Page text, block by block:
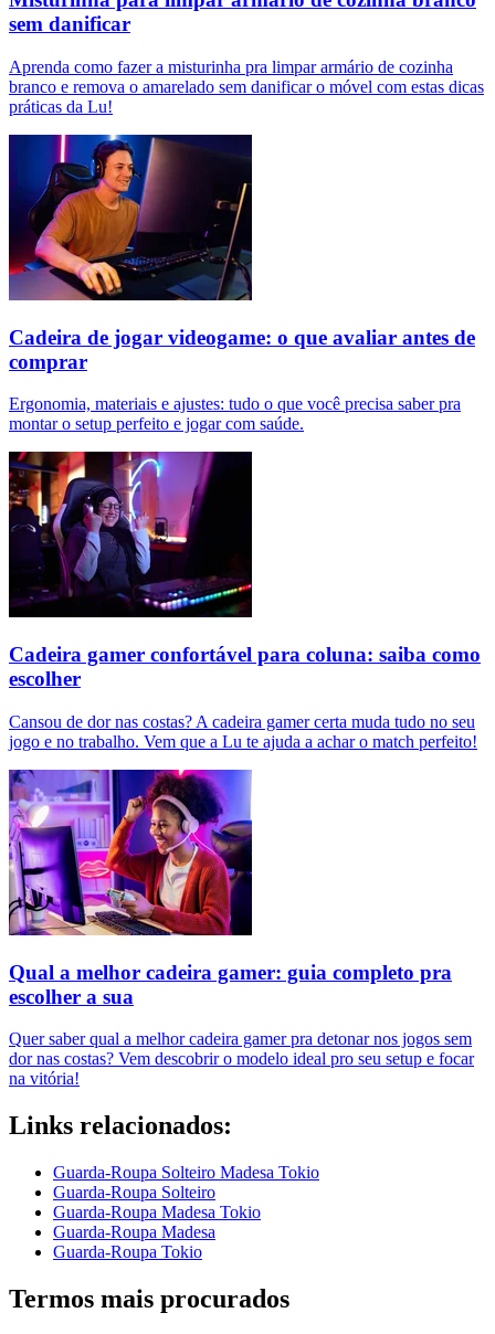
sem danificar
Aprenda como fazer a misturinha pra limpar armário de cozinha
branco e remova o amarelado sem danificar o móvel com estas dicas
práticas da Lu!
Cadeira de jogar videogame: o que avaliar antes de
comprar
Ergonomia, materiais e ajustes: tudo o que você precisa saber pra
montar o setup perfeito e jogar com saúde.
Cadeira gamer confortável para coluna: saiba como
escolher
Cansou de dor nas costas? A cadeira gamer certa muda tudo no seu
jogo e no trabalho. Vem que a Lu te ajuda a achar o match perfeito!
Qual a melhor cadeira gamer: guia completo pra
escolher a sua
Quer saber qual a melhor cadeira gamer pra detonar nos jogos sem
dor nas costas? Vem descobrir o modelo ideal pro seu setup e focar
na vitória!
Links relacionados:
Guarda-Roupa Solteiro Madesa Tokio
Guarda-Roupa Solteiro
Guarda-Roupa Madesa Tokio
Guarda-Roupa Madesa
Guarda-Roupa Tokio
Termos mais procurados